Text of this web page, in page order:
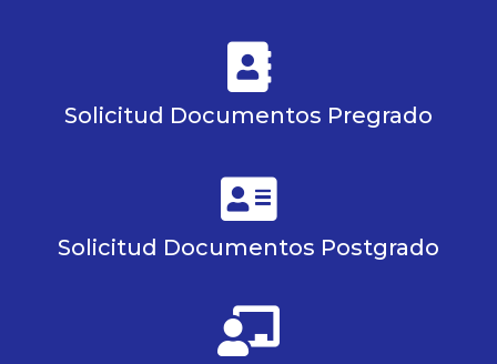
Solicitud Documentos Pregrado
Solicitud Documentos Postgrado